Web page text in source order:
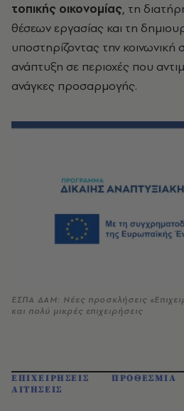
τοπικής οικονομίας, τη
θέσεων εργασίας και τη
υποστηρίζοντας την κοινωνική
ανάπτυξη σε περιοχές που
ανάγκες προσαρμογής.
ΕΣΠΑ ΔΑΜ: Νέες προσκλήσεις
και πολύ μικρές επιχειρήσεις
ΕΠΙΧΕΙΡΗΣΕΙΣ ΠΡΟΘΕΣΜΙΑ
ΑΙΤΗΣΕΙΣ